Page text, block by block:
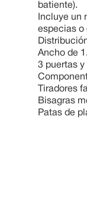
batiente).
Incluye un
especias o
Ancho de
3 puertas
Tiradores
Bisagras
Patas de